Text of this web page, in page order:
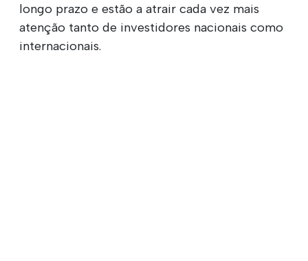
longo prazo e estão a atrair cada vez mais
atenção tanto de investidores nacionais como
internacionais.